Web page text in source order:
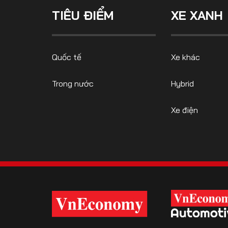
FOLLOW US
TIÊU ĐIỂM
Quốc tế
Trong nước
XE XANH
Xe khác
Hybrid
Xe điện